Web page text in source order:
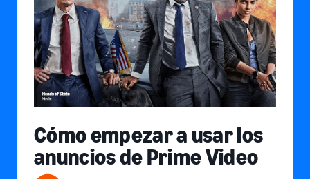
Cómo empezar a usar los
anuncios de Prime Video